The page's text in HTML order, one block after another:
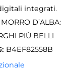
integrati.
MORRO D’ALBA:
PIÙ BELLI
B4EF82558B